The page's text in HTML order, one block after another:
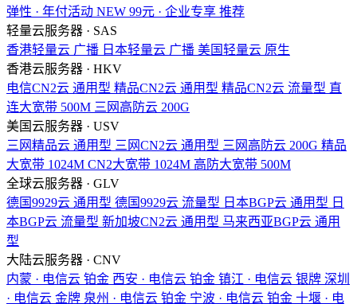
弹性 · 年付活动 NEW 99元 · 企业专享 推荐
轻量云服务器 · SAS
香港轻量云 广播 日本轻量云 广播 美国轻量云 原生
香港云服务器 · HKV
电信CN2云 通用型 精品CN2云 通用型 精品CN2云 流量型 直
连大宽带 500M 三网高防云 200G
美国云服务器 · USV
三网精品云 通用型 三网CN2云 通用型 三网高防云 200G 精品
大宽带 1024M CN2大宽带 1024M 高防大宽带 500M
全球云服务器 · GLV
德国9929云 通用型 德国9929云 流量型 日本BGP云 通用型 日
本BGP云 流量型 新加坡CN2云 通用型 马来西亚BGP云 通用
型
大陆云服务器 · CNV
内蒙 · 电信云 铂金 西安 · 电信云 铂金 镇江 · 电信云 银牌 深圳
· 电信云 金牌 泉州 · 电信云 铂金 宁波 · 电信云 铂金 十堰 · 电